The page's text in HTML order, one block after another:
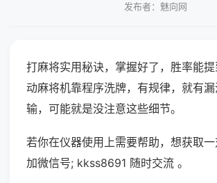
发布者：魅向网
打麻将实用秘诀，掌握好了，胜率能
动麻将机靠程序洗牌，有规律，就有
输，可能就是没注意这些细节。
若你在仪器使用上需要帮助，想获取
加微信号; kkss8691 随时交流 。